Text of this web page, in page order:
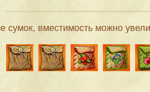
сумок, вместимость можно